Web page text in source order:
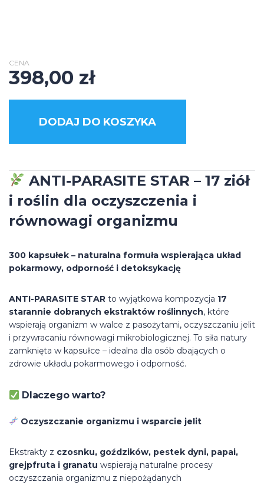
CENA
398,00 zł
DODAJ DO KOSZYKA
ANTI-PARASITE STAR – 17 ziół
i roślin dla oczyszczenia i
równowagi organizmu
300 kapsułek – naturalna formuła wspierająca układ
pokarmowy, odporność i detoksykację
ANTI-PARASITE STAR to wyjątkowa kompozycja 17
starannie dobranych ekstraktów roślinnych, które
wspierają organizm w walce z pasożytami, oczyszczaniu jelit
i przywracaniu równowagi mikrobiologicznej. To siła natury
zamknięta w kapsułce – idealna dla osób dbających o
zdrowie układu pokarmowego i odporność.
Dlaczego warto?
Oczyszczanie organizmu i wsparcie jelit
Ekstrakty z czosnku, goździków, pestek dyni, papai,
grejpfruta i granatu wspierają naturalne procesy
oczyszczania organizmu z niepożądanych